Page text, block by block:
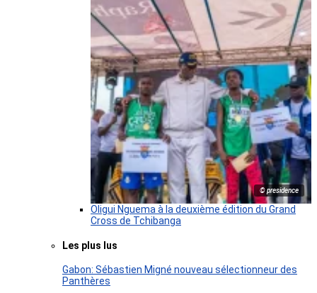
© presidence
Oligui Nguema à la deuxième édition du Grand
Cross de Tchibanga
Les plus lus
Gabon: Sébastien Migné nouveau sélectionneur des
Panthères